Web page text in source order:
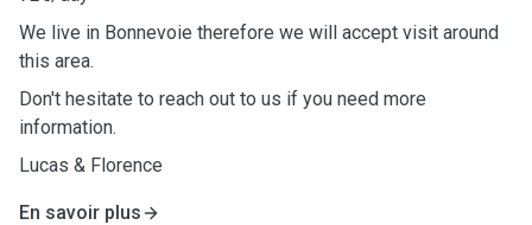
We live in Bonnevoie therefore we will accept visit around
this area.
Don't hesitate to reach out to us if you need more
information.
Lucas & Florence
En savoir plus